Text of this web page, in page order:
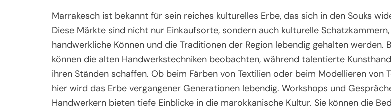
Marrakesch ist bekannt für sein reiches kulturelles Erbe, das sich in den Souks
Diese Märkte sind nicht nur Einkaufsorte, sondern auch kulturelle
handwerkliche Können und die Traditionen der Region lebendig gehalten werden.
können die alten Handwerkstechniken beobachten, während talentierte
ihren Ständen schaffen. Ob beim Färben von Textilien oder beim Modellieren von
hier wird das Erbe vergangener Generationen lebendig. Workshops und
Handwerkern bieten tiefe Einblicke in die marokkanische Kultur. Sie können die